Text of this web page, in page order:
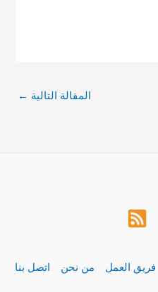
المقالة التالية ←
فريق العمل من نحن اتصل بنا